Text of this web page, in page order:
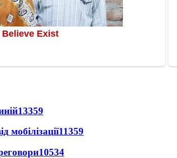
13359
мобілізації11359
10534